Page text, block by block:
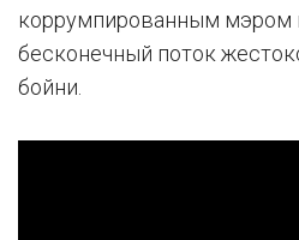
коррумпированным мэром
бесконечный поток
бойни.